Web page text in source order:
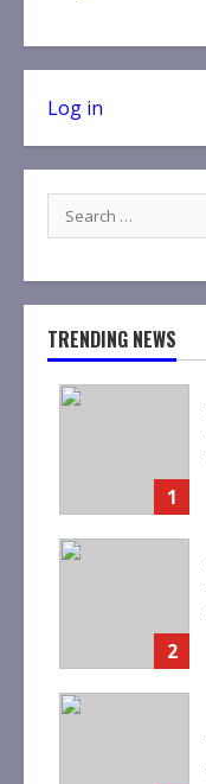
Log in
Search
for:
TRENDING NEWS
1
2